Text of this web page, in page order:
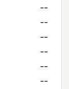
--
--
--
--
--
--